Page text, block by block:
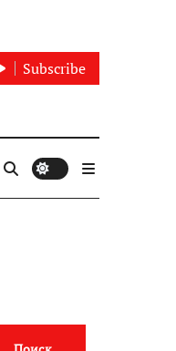
Subscribe